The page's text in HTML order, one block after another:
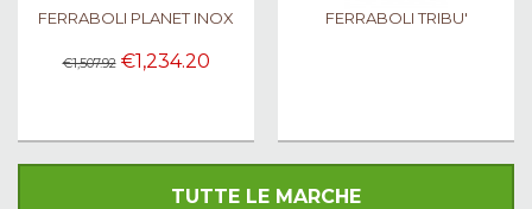
FERRABOLI PLANET INOX
€1,507.92€1,234.20
FERRABOLI TRIBU'
TUTTE LE MARCHE